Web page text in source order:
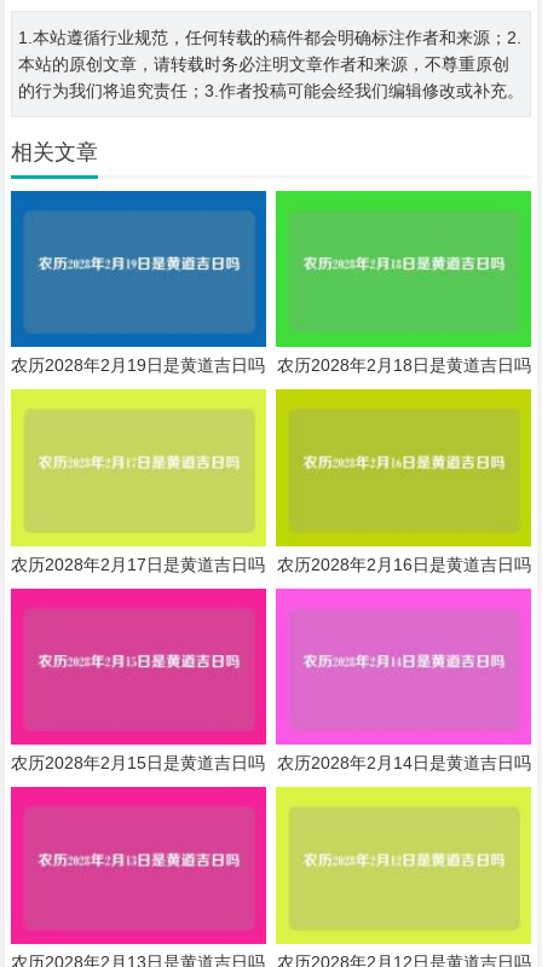
1.本站遵循行业规范，任何转载的稿件都会明确标注作者和来源；2.
本站的原创文章，请转载时务必注明文章作者和来源，不尊重原创
的行为我们将追究责任；3.作者投稿可能会经我们编辑修改或补充。
相关文章
农历2028年2月19日是黄道吉日吗 农历2028年2月18日是黄道吉日吗
农历2028年2月17日是黄道吉日吗 农历2028年2月16日是黄道吉日吗
农历2028年2月15日是黄道吉日吗 农历2028年2月14日是黄道吉日吗
农历2028年2月13日是黄道吉日吗 农历2028年2月12日是黄道吉日吗